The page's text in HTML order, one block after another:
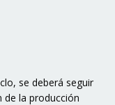
se deberá seguir
de la producción